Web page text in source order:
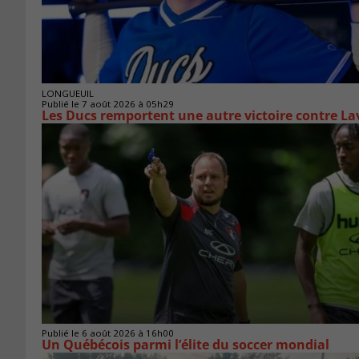
LONGUEUIL
Publié le 7 août 2026 à 05h29
Les Ducs remportent une autre victoire contre
Publié le 6 août 2026 à 16h00
Un Québécois parmi l’élite du soccer mondial